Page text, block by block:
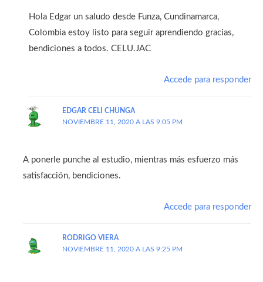
Hola Edgar un saludo desde Funza, Cundinamarca,
Colombia estoy listo para seguir aprendiendo gracias,
bendiciones a todos. CELU.JAC
Accede para responder
EDGAR CELI CHUNGA
NOVIEMBRE 11, 2020 A LAS 9:05 PM
A ponerle punche al estudio, mientras más esfuerzo más
satisfacción, bendiciones.
Accede para responder
RODRIGO VIERA
NOVIEMBRE 11, 2020 A LAS 9:25 PM